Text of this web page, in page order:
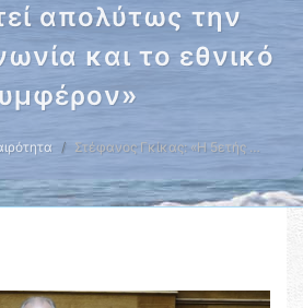
απολύτως την
και το εθνικό
Στέφανος Γκίκας: «Η 5ετής …